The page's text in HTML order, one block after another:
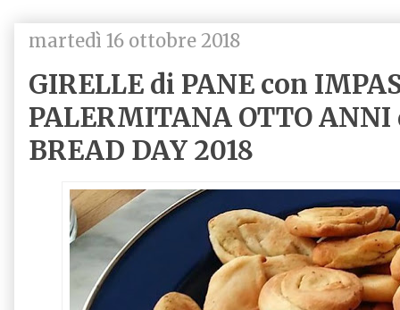
martedì 16 ottobre 2018
GIRELLE di PANE con
PALERMITANA OTTO ANNI
BREAD DAY 2018